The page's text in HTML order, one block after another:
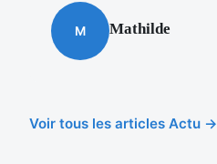
M Mathilde
Voir tous les articles Actu →